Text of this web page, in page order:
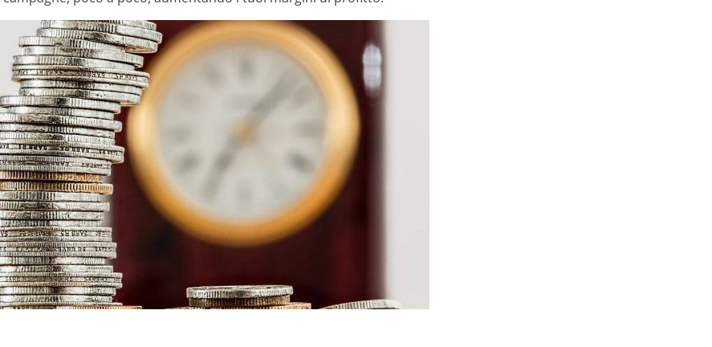
i cookie:
di nostra proprietà e di terze parti e/o tecnologie simili che
durante la navigazione su Internet. Lo scopo di queste
vario, dal migliorare la tua esperienza sul sito web mostrando
raccomandando altri contenuti di interesse, all'identificazione di te come
private del sito. Può anche essere utilizzato per personalizzare gli
pubblicitarie come
Google Adse altre. Puoi accettare tutti i cookie
configurarli da "Impostazioni cookie" o rifiutare il loro utilizzo